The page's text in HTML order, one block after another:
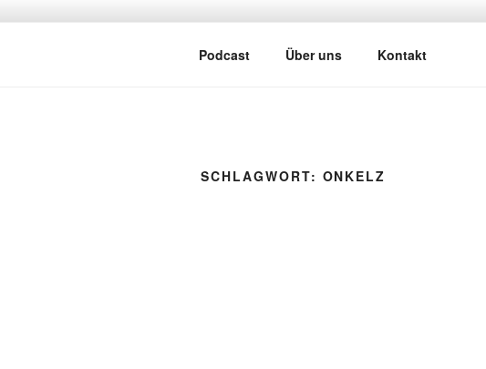
Mit viel Spaß, Humor und Sarkasmus
Podcast Über uns Kontakt
SCHLAGWORT: ONKELZ